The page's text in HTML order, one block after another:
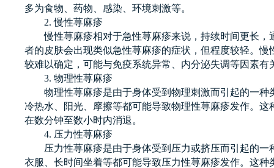
多为食物、药物、感染、环境刺激等。
2. 慢性荨麻疹
慢性荨麻疹相对于急性荨麻疹来说，持续时间更长，
者的皮肤会出现类似急性荨麻疹的症状，但程度较轻。慢
较难以确定，可能与免疫系统异常、内分泌失调等因素有
3. 物理性荨麻疹
物理性荨麻疹是由于身体受到物理刺激而引起的一种
冷热水、阳光、摩擦等都可能导致物理性荨麻疹发作。这
在数分钟至数小时内消退。
4. 压力性荨麻疹
压力性荨麻疹是由于身体受到压力或挤压而引起的一
衣服、长时间坐着等都可能导致压力性荨麻疹发作。这种